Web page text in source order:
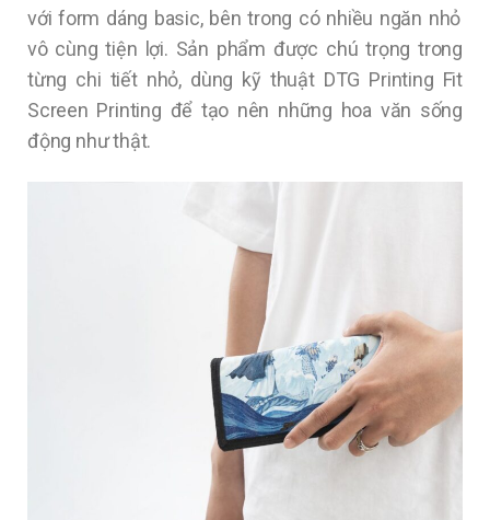
với form dáng basic, bên trong có nhiều ngăn nhỏ
vô cùng tiện lợi. Sản phẩm được chú trọng trong
từng chi tiết nhỏ, dùng kỹ thuật DTG Printing Fit
Screen Printing để tạo nên những hoa văn sống
động như thật.